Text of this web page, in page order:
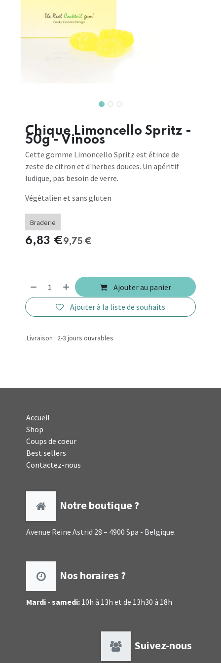
Chique Limoncello Spritz -
50g - Vinoos
Cette gomme Limoncello Spritz est étince de
zeste de citron et d'herbes douces. Un apéritif
ludique, pas besoin de verre.
Végétalien et sans gluten
Braderie
6,83 €9,75€
Ajouter au panier
Ajouter à la liste de souhaits
Livraison : 2-3 jours ouvrables
Accueil
Shop
Coups de coeur
Best sellers
Contactez-nous
Notre boutique ?
Avenue Reine Astrid 28 – 4900 Spa - Belgique.
Nos horaires ?
Mardi - samedi: 10h à 13h et de 13h30 à 18h
Suivez-nous